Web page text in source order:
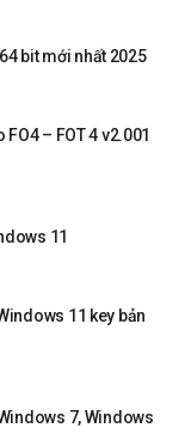
bit mới nhất 2025
– FOT 4 v2.001
11
11 key bản
7, Windows